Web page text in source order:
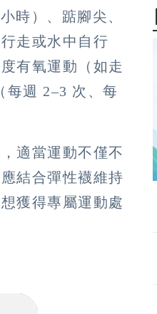
時）、踮腳尖、
走或水中自行
有氧運動（如走
每週 2–3 次、每
適當運動不僅不
結合彈性襪維持
獲得專屬運動處